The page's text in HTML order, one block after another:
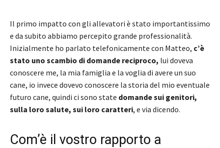
Il primo impatto con gli allevatori è stato importantissimo
e da subito abbiamo percepito grande professionalità.
Inizialmente ho parlato telefonicamente con Matteo, c’è
stato uno scambio di domande reciproco, lui doveva
conoscere me, la mia famiglia e la voglia di avere un suo
cane, io invece dovevo conoscere la storia del mio eventuale
futuro cane, quindi ci sono state domande sui genitori,
sulla loro salute, sui loro caratteri, e via dicendo.
Com’è il vostro rapporto a